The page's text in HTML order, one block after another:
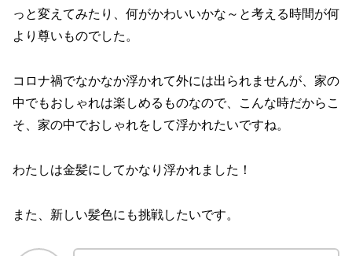
っと変えてみたり、何がかわいいかな～と考える時間が何
より尊いものでした。
コロナ禍でなかなか浮かれて外には出られませんが、家の
中でもおしゃれは楽しめるものなので、こんな時だからこ
そ、家の中でおしゃれをして浮かれたいですね。
わたしは金髪にしてかなり浮かれました！
また、新しい髪色にも挑戦したいです。